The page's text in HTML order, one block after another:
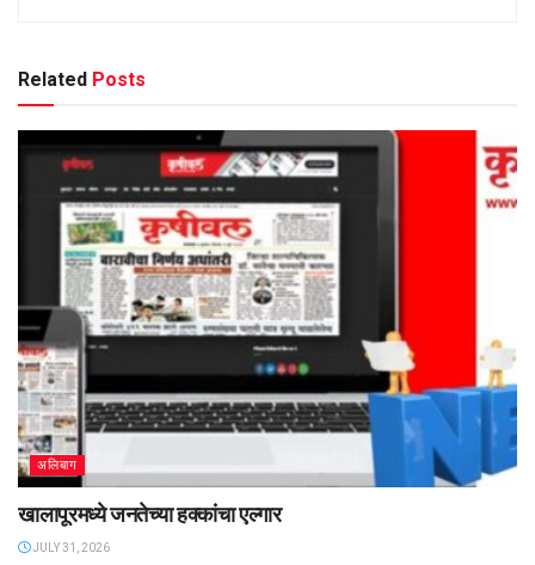
Related Posts
अलिबाग
खालापूरमध्ये जनतेच्या हक्कांचा एल्गार
JULY 31, 2026